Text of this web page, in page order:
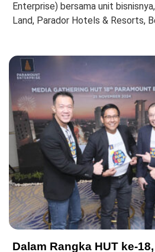
Enterprise) bersama unit
Land, Parador Hotels & Resorts,
Dalam Rangka HUT ke-